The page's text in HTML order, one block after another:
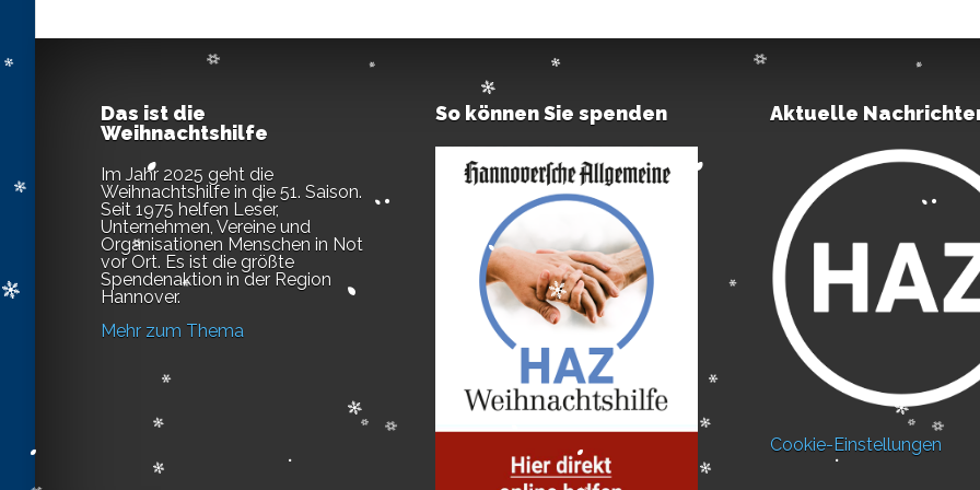
Das ist die
Weihnachtshilfe
Im Jahr 2025 geht die
Weihnachtshilfe in die 51. Saison.
Seit 1975 helfen Leser,
Unternehmen, Vereine und
Organisationen Menschen in Not
vor Ort. Es ist die größte
Spendenaktion in der Region
Hannover.
Mehr zum Thema
So können Sie spenden Aktuelle
Cookie-Einstellungen